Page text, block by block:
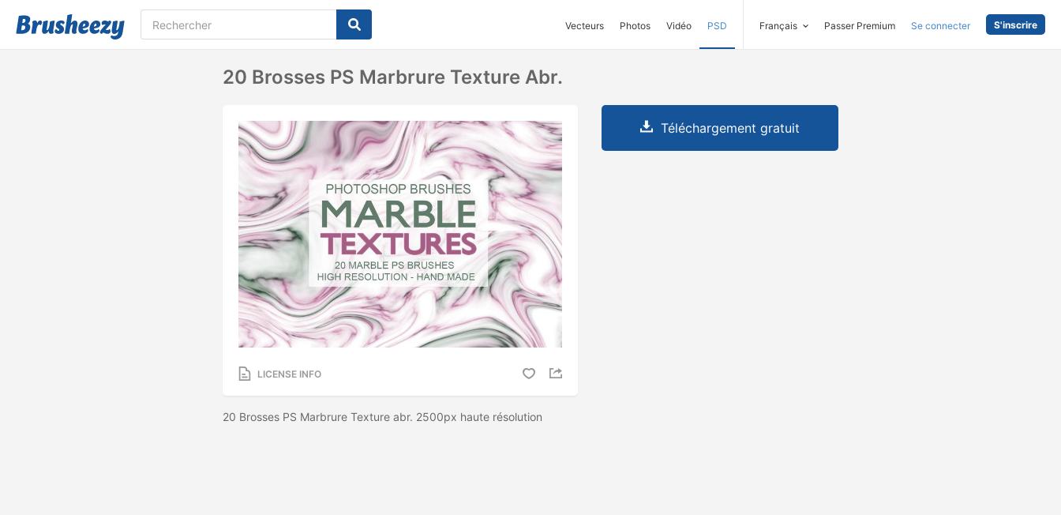
Vecteurs Photos Vidéo PSD Français Passer Premium Se connecter S'inscrire
20 Brosses PS Marbrure Texture Abr.
LICENSE INFO
20 Brosses PS Marbrure Texture abr. 2500px haute résolution
Téléchargement gratuit